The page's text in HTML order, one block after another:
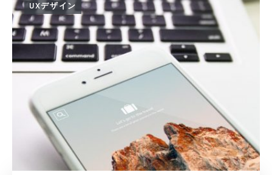
UXデザイン